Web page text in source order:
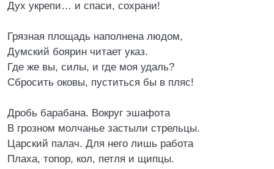
Дух укрепи… и спаси, сохрани!
Грязная площадь наполнена людом,
Думский боярин читает указ.
Где же вы, силы, и где моя удаль?
Сбросить оковы, пуститься бы в пляс!
Дробь барабана. Вокруг эшафота
В грозном молчанье застыли стрельцы.
Царский палач. Для него лишь работа
Плаха, топор, кол, петля и щипцы.